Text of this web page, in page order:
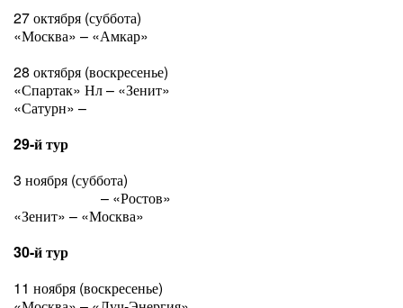
27 октября (суббота)
«Москва» – «Амкар»
28 октября (воскресенье)
«Спартак» Нл – «Зенит»
«Сатурн» –
29-й тур
3 ноября (суббота)
– «Ростов»
«Зенит» – «Москва»
30-й тур
11 ноября (воскресенье)